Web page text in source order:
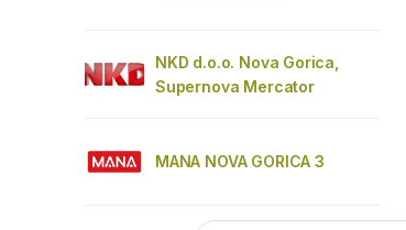
NKD d.o.o. Nova Gorica,
Supernova Mercator
MANA NOVA GORICA 3